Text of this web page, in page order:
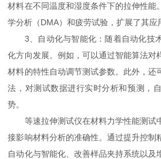
材料在不同温度和湿度条件下的拉伸性能
学分析（DMA）和疲劳试验，扩展了其应
3、自动化与智能化：随着自动化技
化方向发展。例如，可以通过智能算法对
材料的特性自动调节测试参数。此外，还
法，对测试数据进行实时分析和预测，
势。
等速拉伸测试仪在材料力学性能测试
接影响材料分析的准确性。通过提升控制
自动化与智能化、改善样品夹持系统以及